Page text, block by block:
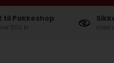
I alt
til Pakkeshop
500 kr med